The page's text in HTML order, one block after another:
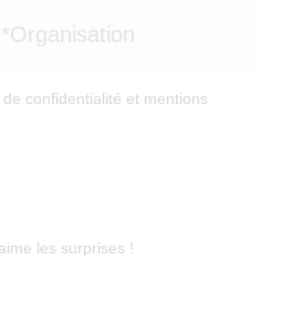
confidentialité et mentions
les surprises !